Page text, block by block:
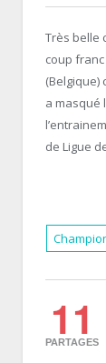
Très belle
coup
(Belgique)
a masqué
de Ligue
11
PARTAGES